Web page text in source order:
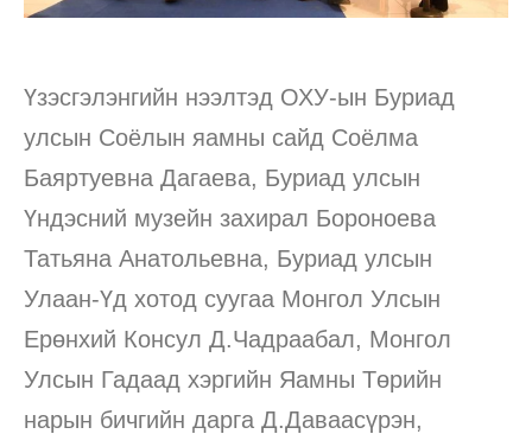
Үзэсгэлэнгийн нээлтэд ОХУ-ын Буриад
улсын Соёлын яамны сайд Соёлма
Баяртуевна Дагаева, Буриад улсын
Үндэсний музейн захирал Бороноева
Татьяна Анатольевна, Буриад улсын
Улаан-Үд хотод суугаа Монгол Улсын
Ерөнхий Консул Д.Чадраабал, Монгол
Улсын Гадаад хэргийн Яамны Төрийн
нарын бичгийн дарга Д.Даваасүрэн,